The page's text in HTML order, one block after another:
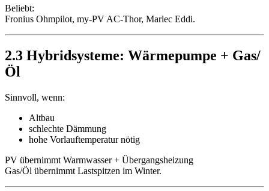
Beliebt:
Fronius Ohmpilot, my-PV AC-Thor, Marlec Eddi.
2.3 Hybridsysteme: Wärmepumpe + Gas/
Öl
Sinnvoll, wenn:
Altbau
schlechte Dämmung
hohe Vorlauftemperatur nötig
PV übernimmt Warmwasser + Übergangsheizung
Gas/Öl übernimmt Lastspitzen im Winter.